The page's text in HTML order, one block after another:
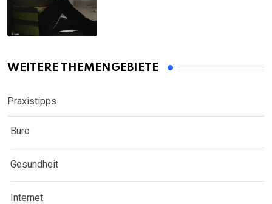
WEITERE THEMENGEBIETE
Praxistipps
Büro
Gesundheit
Internet